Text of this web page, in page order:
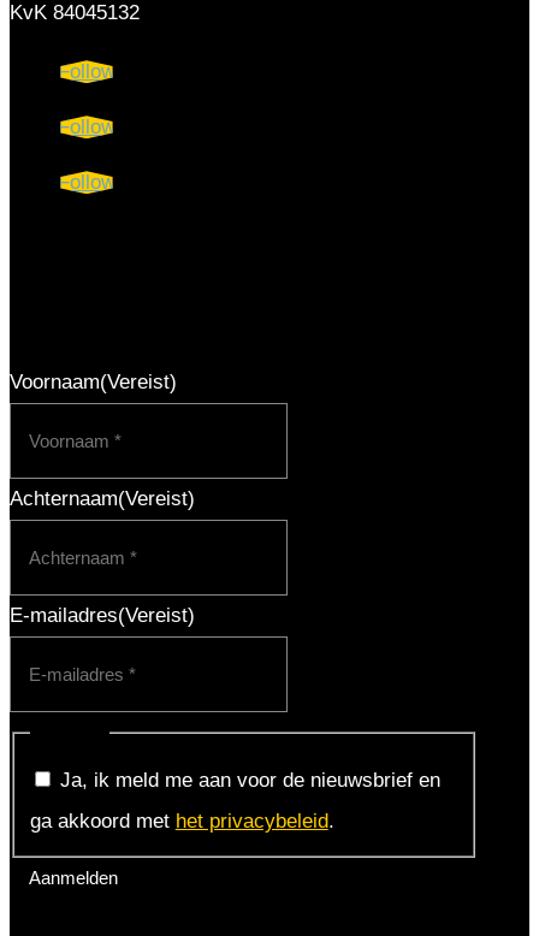
KvK 84045132
Follow
Follow
Follow
Voornaam(Vereist)
Achternaam(Vereist)
E-mailadres(Vereist)
Ja, ik meld me aan voor de nieuwsbrief en
ga akkoord met het privacybeleid.